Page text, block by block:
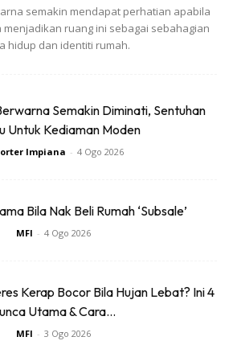
semakin mendapat perhatian apabila
menjadikan ruang ini sebagai sebahagian
hidup dan identiti rumah.
Semakin Diminati, Sentuhan
Untuk Kediaman Moden
Impiana - 4 Ogo 2026
Bila Nak Beli Rumah ‘Subsale’
MFI - 4 Ogo 2026
Kerap Bocor Bila Hujan Lebat? Ini 4
Utama & Cara...
MFI - 3 Ogo 2026